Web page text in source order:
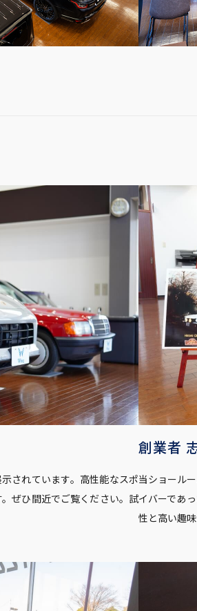
されています。高性能なスポ
ぜひ間近でご覧ください。試
創業者
当ショール
イバーであ
性と高い趣